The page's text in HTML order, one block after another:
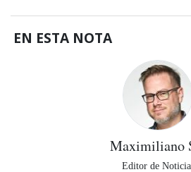
EN ESTA NOTA
Maximiliano
Editor de